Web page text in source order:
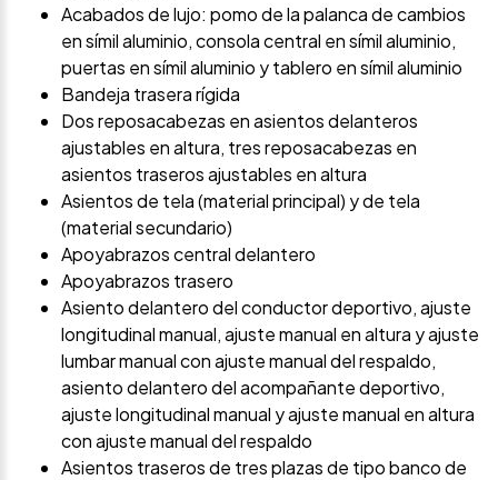
Acabados de lujo: pomo de la palanca de cambios
en símil aluminio, consola central en símil aluminio,
puertas en símil aluminio y tablero en símil aluminio
Bandeja trasera rígida
Dos reposacabezas en asientos delanteros
ajustables en altura, tres reposacabezas en
asientos traseros ajustables en altura
Asientos de tela (material principal) y de tela
(material secundario)
Apoyabrazos central delantero
Apoyabrazos trasero
Asiento delantero del conductor deportivo, ajuste
longitudinal manual, ajuste manual en altura y ajuste
lumbar manual con ajuste manual del respaldo,
asiento delantero del acompañante deportivo,
ajuste longitudinal manual y ajuste manual en altura
con ajuste manual del respaldo
Asientos traseros de tres plazas de tipo banco de